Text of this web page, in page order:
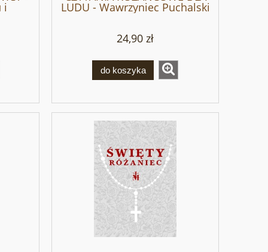
i LUDU - Wawrzyniec Puchalski
24,90 zł
do koszyka